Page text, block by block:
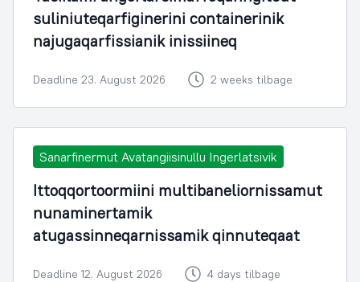
suliniuteqarfiginerini containerinik
najugaqarfissianik inissiineq
Deadline 23. August 2026 2 weeks tilbage
Sanarfinermut Avatangiisinullu Ingerlatsivik
Ittoqqortoormiini multibaneliornissamut
nunaminertamik
atugassinneqarnissamik qinnuteqaat
Deadline 12. August 2026 4 days tilbage